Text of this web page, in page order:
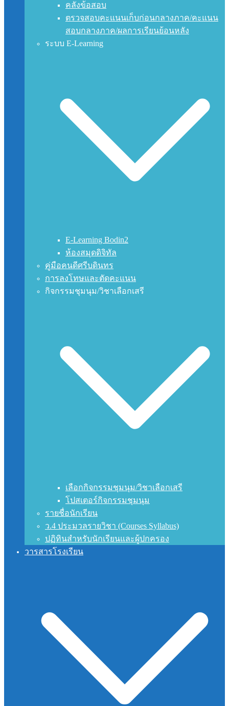
คลังข้อสอบ
ตรวจสอบคะแนนเก็บก่อนกลางภาค/คะแนน
สอบกลางภาค/ผลการเรียนย้อนหลัง
ระบบ E-Learning
E-Learning Bodin2
ห้องสมุดดิจิทัล
คู่มือคนดีศรีบดินทร
การลงโทษและตัดคะแนน
กิจกรรมชุมนุม/วิชาเลือกเสรี
เลือกกิจกรรมชุมนุม/วิชาเลือกเสรี
โปสเตอร์กิจกรรมชุมนุม
รายชื่อนักเรียน
ว.4 ประมวลรายวิชา (Courses Syllabus)
ปฏิทินสำหรับนักเรียนและผู้ปกครอง
วารสารโรงเรียน